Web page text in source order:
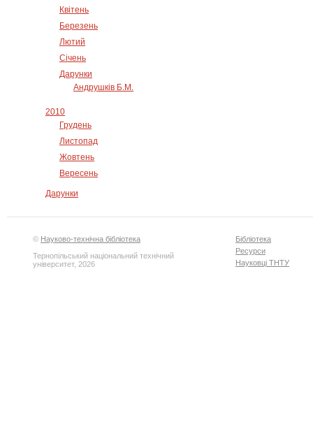
Квітень
Березень
Лютий
Січень
Дарунки
Андрушків Б.М.
2010
Грудень
Листопад
Жовтень
Вересень
Дарунки
© Науково-технічна бібліотека
Тернопільський національний технічний
університет, 2026
Бібліотека
Ресурси
Науковці ТНТУ